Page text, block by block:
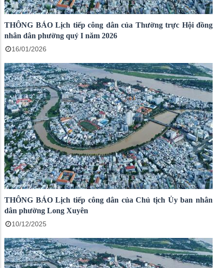
THÔNG BÁO Lịch tiếp công dân của Thường trực Hội đồng
nhân dân phường quý I năm 2026
16/01/2026
THÔNG BÁO Lịch tiếp công dân của Chủ tịch Ủy ban nhân
dân phường Long Xuyên
10/12/2025